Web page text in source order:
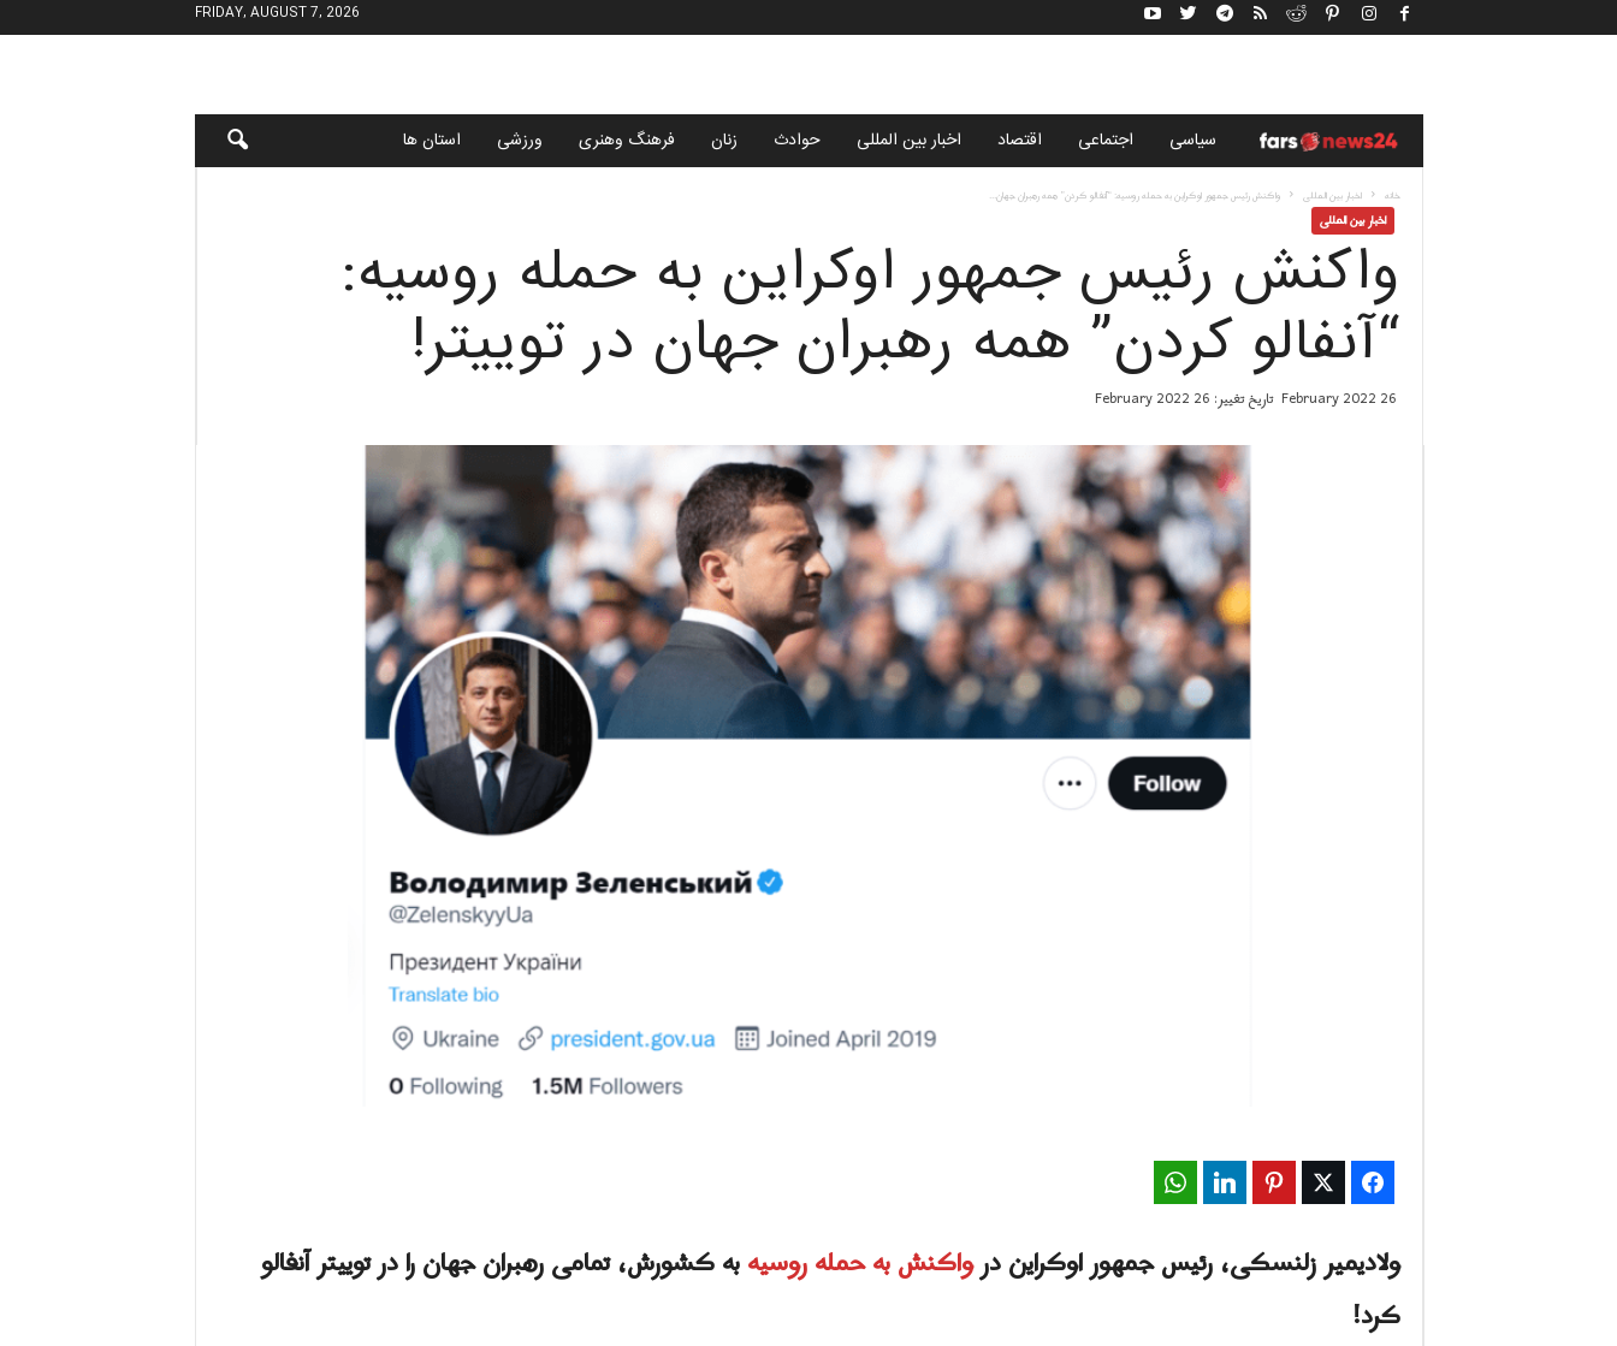
FRIDAY, AUGUST 7, 2026
ب
ا
ر
ی
ف
ا
ر
سياسى اجتماعی اقتصاد اخبار بین المللی حوادث زنان فرهنگ وهنری ورزشی استان ها
خانه اخبار بین المللی واکنش رئیس جمهور اوکراین به حمله روسیه: “آنفالو کردن” همه رهبران جهان...
اخبار بین المللی
واکنش رئیس جمهور اوکراین به حمله روسیه:
“آنفالو کردن” همه رهبران جهان در توییتر!
26 February 2022 تاریخ تغییر: 26 February 2022
Facebook
Twitter
Pinterest
LinkedIn
ولادیمیر زلنسکی، رئیس جمهور اوکراین درواکنش به حمله روسیهبه کشورش، تمامی رهبران جهان را در توییتر آنفالو
کرد!